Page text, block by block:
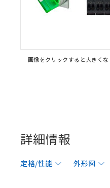
画像をクリックすると大きくな
詳細情報
定格/性能 外形図